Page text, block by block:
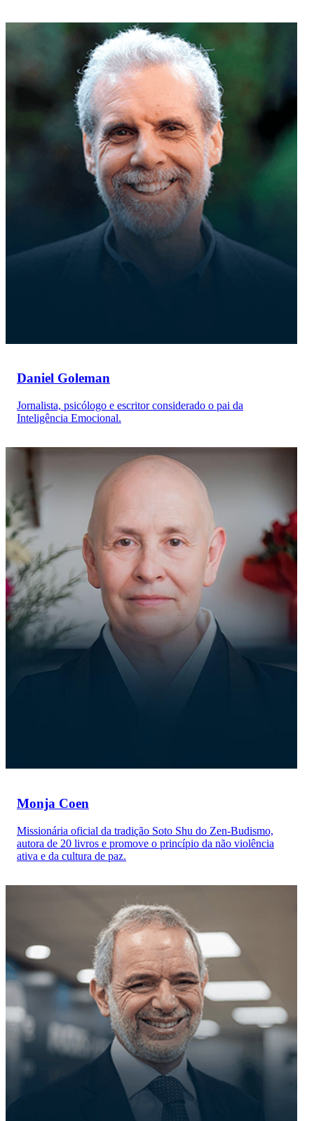
Daniel Goleman
Jornalista, psicólogo e escritor considerado o pai da
Inteligência Emocional.
Monja Coen
Missionária oficial da tradição Soto Shu do Zen-Budismo,
autora de 20 livros e promove o princípio da não violência
ativa e da cultura de paz.